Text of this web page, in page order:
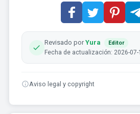
Revisado porYura Editor
Fecha de actualización: 2026-07-
Aviso legal y copyright